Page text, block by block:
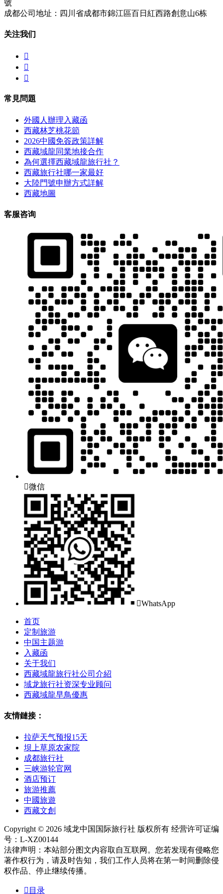
號
成都公司地址：四川省成都市錦江區百日紅西路創意山6栋
关注我们



常見問題
外國人辦理入藏函
西藏林芝桃花節
2026中國免簽政策詳解
西藏域龍同業地接合作
為何選擇西藏域龍旅行社？
西藏旅行社哪一家最好
大陸門號申辦方式詳解
西藏地圖
客服咨询
微信
WhatsApp
首页
定制旅游
中国主题游
入藏函
关于我们
西藏域龍旅行社公司介紹
域龙旅行社资深专业顾问
西藏域龍早鳥優惠
友情鏈接：
拉萨天气预报15天
坝上草原农家院
成都旅行社
三峡游轮官网
酒店预订
旅游推薦
中國旅遊
西藏文創
Copyright © 2026 域龙中国国际旅行社 版权所有 经营许可证编
号：L-XZ00144
法律声明：本站部分图文内容取自互联网。您若发现有侵略您
著作权行为，请及时告知，我们工作人员将在第一时间删除侵
权作品、停止继续传播。
 目录